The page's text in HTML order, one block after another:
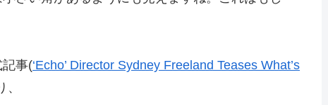
事(‘Echo’ Director Sydney Freeland Teases What’s